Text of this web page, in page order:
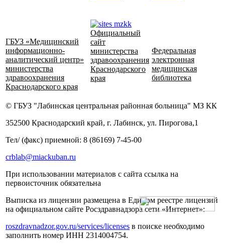
ГБУЗ «Медицинский
информационно-
аналитический центр»
министерства
здравоохранения
Краснодарского края
Официальный
сайт
министерства
здравоохранения
Краснодарского
края
Федеральная
электронная
медицинская
библиотека
© ГБУЗ "Лабинская центральная районная больница" МЗ КК
352500 Краснодарский край, г. Лабинск, ул. Пирогова,1
Тел/ (факс) приемной: 8 (86169) 7-45-00
crblab@miackuban.ru
При использовании материалов с сайта ссылка на
первоисточник обязательна
Выписка из лицензии размещена в Едином реестре лицензий
на официальном сайте Росздравнадзора сети «Интернет»:
roszdravnadzor.gov.ru/services/licenses в поиске необходимо
заполнить номер ИНН 2314004754.